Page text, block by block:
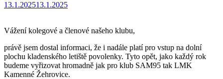
13.1.202513.1.2025
Vážení kolegové a členové našeho klubu,
právě jsem dostal informaci, že i nadále platí pro vstup na dolní
plochu kladenského letiště povolenky. Tyto opět, jako každý rok
budeme vyřizovat hromadně jak pro klub SAM95 tak LMK
Kamenné Žehrovice.